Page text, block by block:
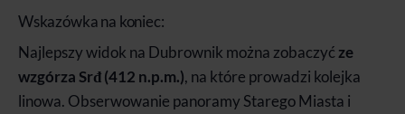
Wskazówka na koniec:
Najlepszy widok na Dubrownik można zobaczyć ze
wzgórza Srđ (412 n.p.m.), na które prowadzi kolejka
linowa. Obserwowanie panoramy Starego Miasta i